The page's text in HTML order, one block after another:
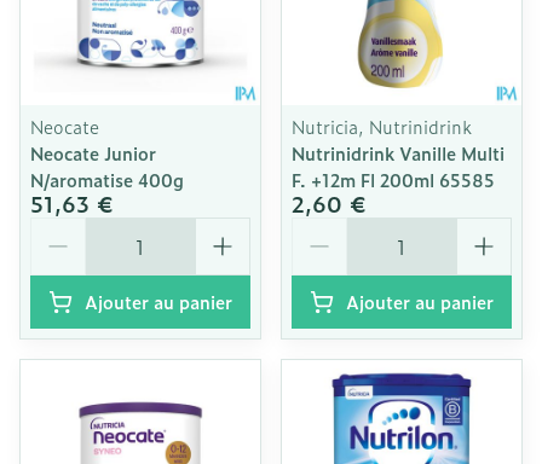
Neocate
Neocate Junior
N/aromatise 400g
51,63 €
Ajouter au panier
Nutricia, Nutrinidrink
Nutrinidrink Vanille Multi
F. +12m Fl 200ml 65585
2,60 €
Ajouter au panier